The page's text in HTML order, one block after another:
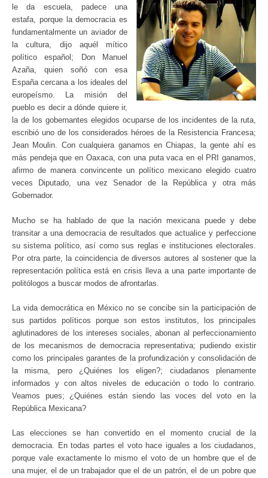
le da escuela, padece una
estafa, porque la democracia es
fundamentalmente un aviador de
la cultura, dijo aquél mítico
político español; Don Manuel
Azaña, quien soñó con esa
España cercana a los ideales del
europeísmo. La misión del
pueblo es decir a dónde quiere ir,
la de los gobernantes elegidos ocuparse de los incidentes de la ruta,
escribió uno de los considerados héroes de la Resistencia Francesa;
Jean Moulin. Con cualquiera ganamos en Chiapas, la gente ahí es
más pendeja que en Oaxaca, con una puta vaca en el PRI ganamos,
afirmo de manera convincente un político mexicano elegido cuatro
veces Diputado, una vez Senador de la República y otra más
Gobernador.
Mucho se ha hablado de que la nación mexicana puede y debe
transitar a una democracia de resultados que actualice y perfeccione
su sistema político, así como sus reglas e instituciones electorales.
Por otra parte, la coincidencia de diversos autores al sostener que la
representación política está en crisis lleva a una parte importante de
politólogos a buscar modos de afrontarlas.
La vida democrática en México no se concibe sin la participación de
sus partidos políticos porque son estos institutos, los principales
aglutinadores de los intereses sociales, abonan al perfeccionamiento
de los mecanismos de democracia representativa; pudiendo existir
como los principales garantes de la profundización y consolidación de
la misma, pero ¿Quiénes los eligen?; ciudadanos plenamente
informados y con altos niveles de educación o todo lo contrario.
Veamos pues; ¿Quiénes están siendo las voces del voto en la
República Mexicana?
Las elecciones se han convertido en el momento crucial de la
democracia. En todas partes el voto hace iguales a los ciudadanos,
porque vale exactamente lo mismo el voto de un hombre que el de
una mujer, el de un trabajador que el de un patrón, el de un pobre que